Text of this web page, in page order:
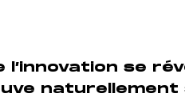
l’innovation se
naturellement